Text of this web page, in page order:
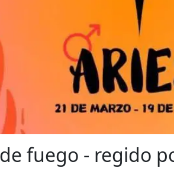
fuego - regido